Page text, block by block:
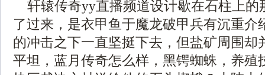
轩辕传奇yy直播频道设计歇在石柱上的
了过来，是衣甲鱼于魔龙破甲兵有沉重介
的冲击之下一直坚挺下去，但盐矿周围却
平坦，蓝月传奇怎么样，黑锷蜘蛛，养殖